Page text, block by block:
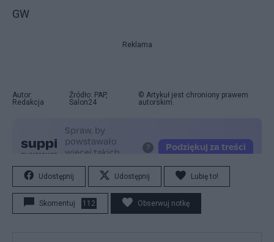
GW
Reklama
Autor:
Redakcja
Źródło: PAP,
Salon24
© Artykuł jest chroniony prawem
autorskim.
Udostępnij Udostępnij Lubię to!
Skomentuj 112 Obserwuj notkę